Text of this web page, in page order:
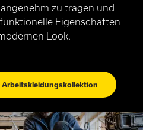
zu tragen und
Eigenschaften
Look.
Arbeitskleidungskollektion